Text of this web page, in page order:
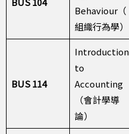
Behaviour（
組織行為學）
BUS 114
Introduction
to
Accounting
（會計學導
論）